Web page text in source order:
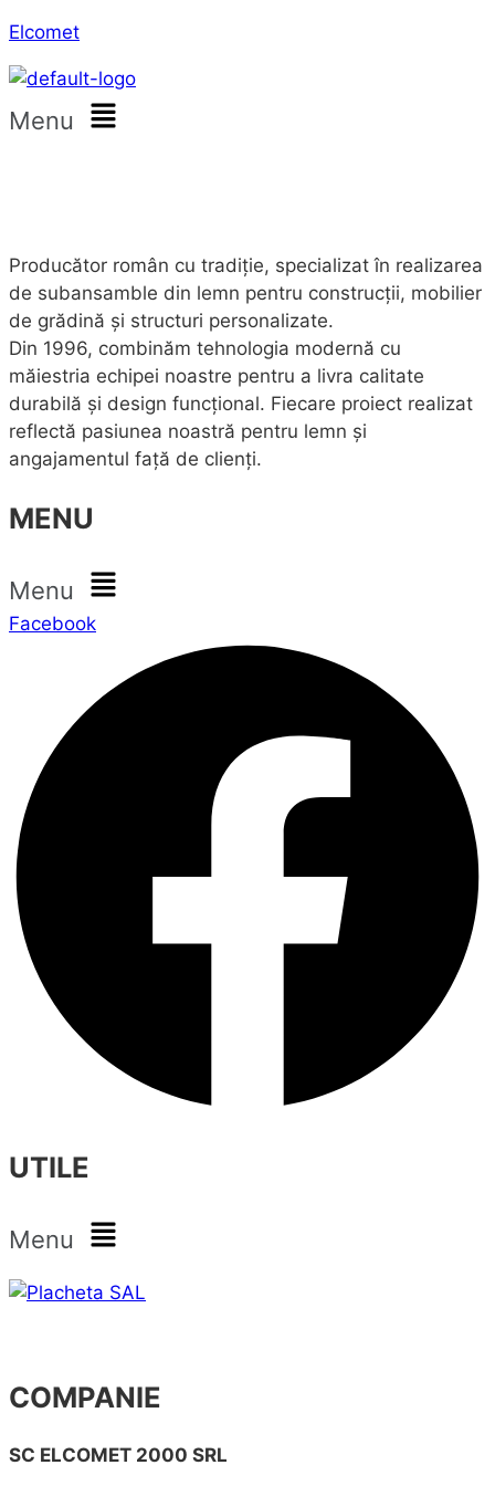
Elcomet
Menu
Producător român cu tradiție, specializat în realizarea
de subansamble din lemn pentru construcții, mobilier
de grădină și structuri personalizate.
Din 1996, combinăm tehnologia modernă cu
măiestria echipei noastre pentru a livra calitate
durabilă și design funcțional. Fiecare proiect realizat
reflectă pasiunea noastră pentru lemn și
angajamentul față de clienți.
MENU
Menu
Facebook
UTILE
Menu
COMPANIE
SC ELCOMET 2000 SRL